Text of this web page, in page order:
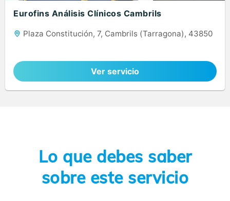
Eurofins Análisis Clínicos Cambrils
Plaza Constitución, 7, Cambrils (Tarragona), 43850
Ver servicio
Lo que debes saber
sobre este servicio